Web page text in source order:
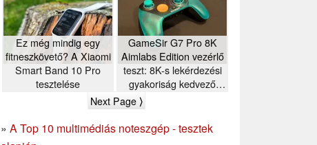
Ez még mindig egy
fitneszkövető? A Xiaomi
Smart Band 10 Pro
tesztelése
GameSir G7 Pro 8K
Aimlabs Edition vezérlő
teszt: 8K-s lekérdezési
gyakoriság kedvező
Next Page ⟩
» A Top 10 multimédiás noteszgép - tesztek